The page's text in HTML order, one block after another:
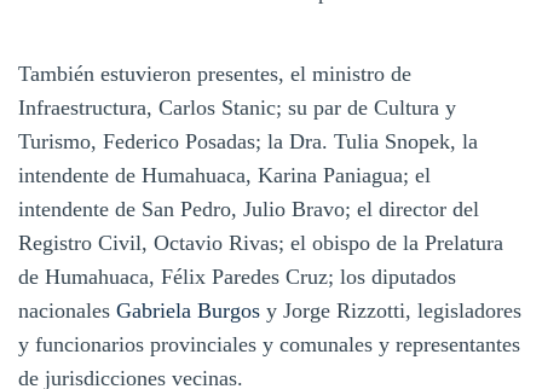
También estuvieron presentes, el ministro de
Infraestructura, Carlos Stanic; su par de Cultura y
Turismo, Federico Posadas; la Dra. Tulia Snopek, la
intendente de Humahuaca, Karina Paniagua; el
intendente de San Pedro, Julio Bravo; el director del
Registro Civil, Octavio Rivas; el obispo de la Prelatura
de Humahuaca, Félix Paredes Cruz; los diputados
nacionales Gabriela Burgos y Jorge Rizzotti, legisladores
y funcionarios provinciales y comunales y representantes
de jurisdicciones vecinas.